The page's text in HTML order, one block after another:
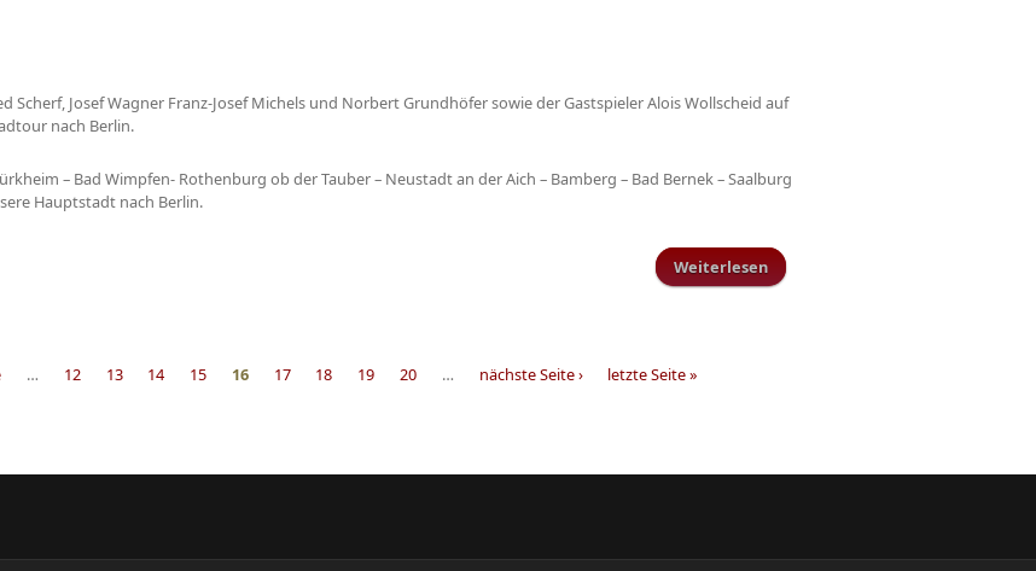
Scherf, Josef Wagner Franz-Josef Michels und Norbert Grundhöfer sowie der Gastspieler Alois Wollscheid auf
nach Berlin.
– Bad Wimpfen- Rothenburg ob der Tauber – Neustadt an der Aich – Bamberg – Bad Bernek – Saalburg
Hauptstadt nach Berlin.
Weiterlesen
über Wir fahren nach Berlin – Wir
… 12 13 14 15 16 17 18 19 20 … nächste Seite › letzte Seite »